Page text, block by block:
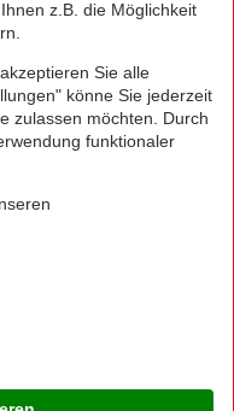
und
und noch